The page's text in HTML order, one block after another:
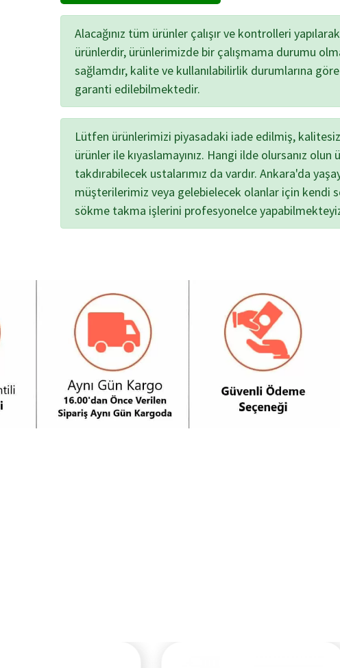
Alacağınız tüm ürünler çalışır ve kontrolleri
ürünlerdir, ürünlerimizde bir çalışmama durumu
sağlamdır, kalite ve kullanılabilirlik durumlarına göre
garanti edilebilmektedir.
Lütfen ürünlerimizi piyasadaki iade edilmiş,
ürünler ile kıyaslamayınız. Hangi ilde olursanız olun
takdırabilecek ustalarımız da vardır. Ankara'da
müşterilerimiz veya gelebielecek olanlar için kendi
sökme takma işlerini profesyonelce